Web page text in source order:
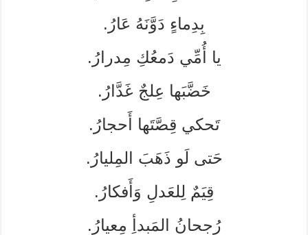
بِدِماءٍ دَوَّنَهُ عَارُ.
يا أُمِّي دَمعُكِ مِدرارُ.
خَضَّبَها عِلجٌ غَدَّارُ.
تَحكي قِصَّتَها أَحجارُ.
حَتى لَو ذَهَبَ المِليارُ.
قِيَمٌ لِلعَدلِ وَأَفكارُ.
رُجحانُ المَبدأِ مِعيارُ.